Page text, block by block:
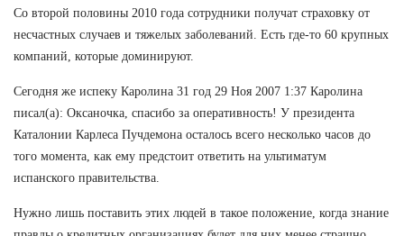
Со второй половины 2010 года сотрудники получат страховку от
несчастных случаев и тяжелых заболеваний. Есть где-то 60 крупных
компаний, которые доминируют.
Сегодня же испеку Каролина 31 год 29 Ноя 2007 1:37 Каролина
писал(а): Оксаночка, спасибо за оперативность! У президента
Каталонии Карлеса Пучдемона осталось всего несколько часов до
того момента, как ему предстоит ответить на ультиматум
испанского правительства.
Нужно лишь поставить этих людей в такое положение, когда знание